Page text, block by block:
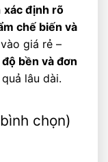
xác định rõ
chế biến và
giá rẻ –
bền và đơn
lâu dài.
chọn)